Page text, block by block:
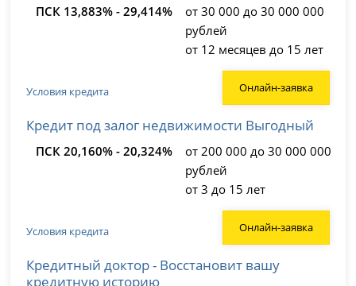
ПСК 13,883% - 29,414%
от 30 000 до 30 000 000
рублей
от 12 месяцев до 15 лет
Условия кредита Онлайн-заявка
Кредит под залог недвижимости Выгодный
ПСК 20,160% - 20,324%
от 200 000 до 30 000 000
рублей
от 3 до 15 лет
Условия кредита Онлайн-заявка
Кредитный доктор - Восстановит вашу
кредитную историю